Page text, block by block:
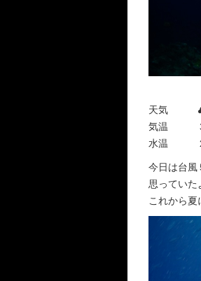
天気 ☁︎
気温
水温
今日は台風
思っていた
これから